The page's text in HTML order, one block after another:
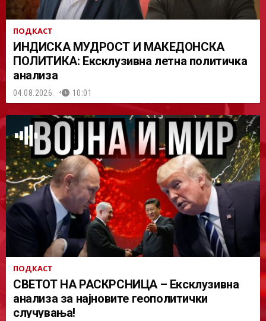
ПОДКАСТ
ИНДИСКА МУДРОСТ И МАКЕДОНСКА
ПОЛИТИКА: Ексклузивна летна политичка
анализа
04.08.2026. 10:01
ПОДКАСТ
СВЕТОТ НА РАСКРСНИЦА – Ексклузивна
анализа за најновите геополитички
случувања!